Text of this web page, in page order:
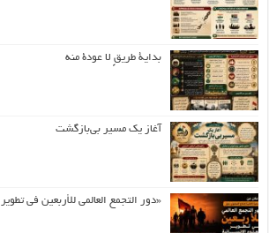
بداية طريقٍ لا عودة منه
آغاز یک مسیر بی‌بازگشت
«دور التجمع العالمي للأربعين في